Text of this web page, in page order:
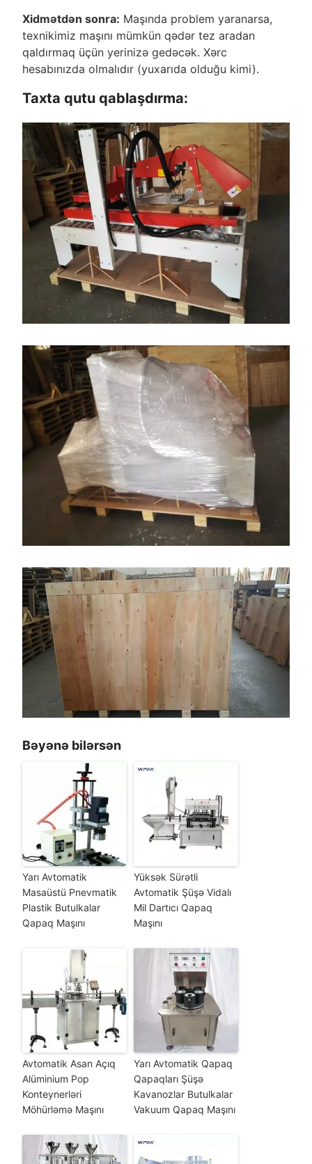
Xidmətdən sonra: Maşında problem yaranarsa,
texnikimiz maşını mümkün qədər tez aradan
qaldırmaq üçün yerinizə gedəcək. Xərc
hesabınızda olmalıdır (yuxarıda olduğu kimi).
Taxta qutu qablaşdırma:
Bəyənə bilərsən
Yarı Avtomatik
Masaüstü Pnevmatik
Plastik Butulkalar
Qapaq Maşını
Yüksək Sürətli
Avtomatik Şüşə Vidalı
Mil Dartıcı Qapaq
Maşını
Avtomatik Asan Açıq
Alüminium Pop
Konteynerləri
Möhürləmə Maşını
Yarı Avtomatik Qapaq
Qapaqları Şüşə
Kavanozlar Butulkalar
Vakuum Qapaq Maşını